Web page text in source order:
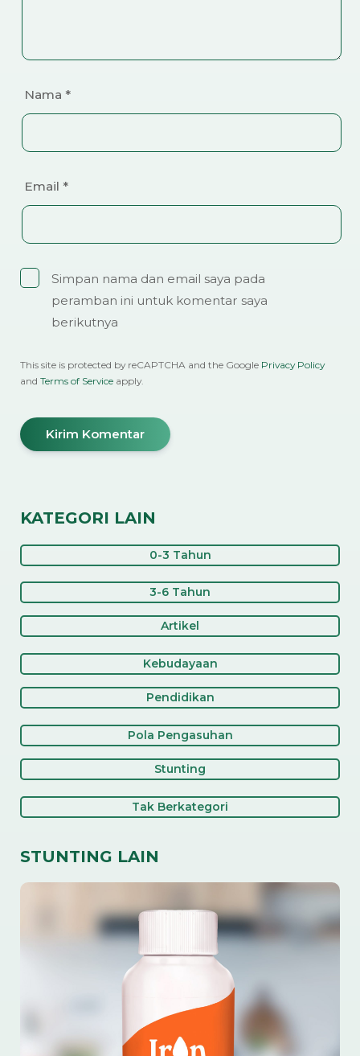
Nama *
Email *
Simpan nama dan email saya pada
peramban ini untuk komentar saya
berikutnya
This site is protected by reCAPTCHA and the Google Privacy Policy
and Terms of Service apply.
KATEGORI LAIN
0-3 Tahun
3-6 Tahun
Artikel
Kebudayaan
Pendidikan
Pola Pengasuhan
Stunting
Tak Berkategori
STUNTING LAIN